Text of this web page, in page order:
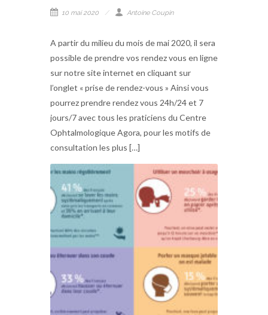
10 mai 2020 Antoine Coupin
A partir du milieu du mois de mai 2020, il sera
possible de prendre vos rendez vous en ligne
sur notre site internet en cliquant sur
l’onglet « prise de rendez-vous » Ainsi vous
pourrez prendre rendez vous 24h/24 et 7
jours/7 avec tous les praticiens du Centre
Ophtalmologique Agora, pour les motifs de
consultation les plus […]